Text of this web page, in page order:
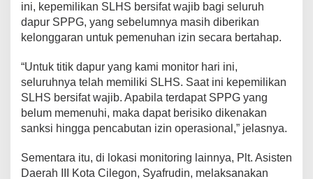
ini, kepemilikan SLHS bersifat wajib bagi seluruh
dapur SPPG, yang sebelumnya masih diberikan
kelonggaran untuk pemenuhan izin secara bertahap.
“Untuk titik dapur yang kami monitor hari ini,
seluruhnya telah memiliki SLHS. Saat ini kepemilikan
SLHS bersifat wajib. Apabila terdapat SPPG yang
belum memenuhi, maka dapat berisiko dikenakan
sanksi hingga pencabutan izin operasional,” jelasnya.
Sementara itu, di lokasi monitoring lainnya, Plt. Asisten
Daerah III Kota Cilegon, Syafrudin, melaksanakan